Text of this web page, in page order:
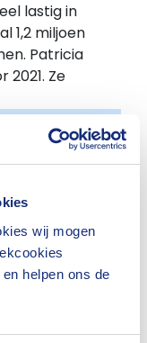
wij mogen
helpen ons de
lastig in
1,2 miljoen
Patricia
Ze
2021